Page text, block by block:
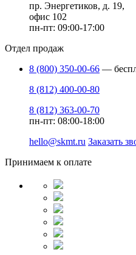
пр. Энергетиков, д. 19,
офис 102
пн-пт: 09:00-17:00
Отдел продаж
8 (800) 350-00-66 —
8 (812) 400-00-80
8 (812) 363-00-70
пн-пт: 08:00-18:00
hello@skmt.ru Заказать
Принимаем к оплате